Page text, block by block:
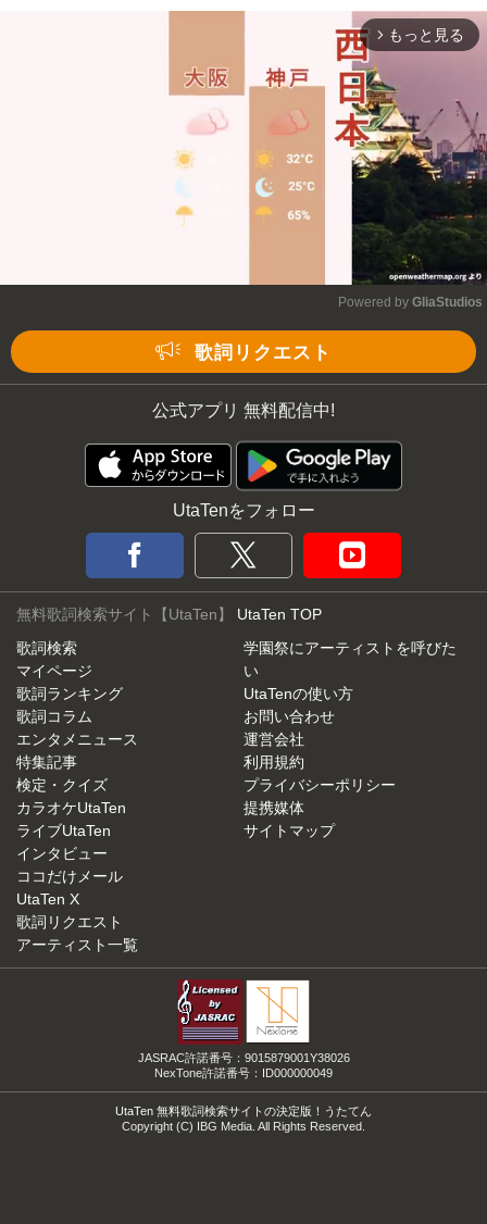
arrow_forward_ios もっと見る
Powered by GliaStudios
歌詞リクエスト
公式アプリ 無料配信中!
UtaTenをフォロー
無料歌詞検索サイト【UtaTen】 UtaTen TOP
歌詞検索
マイページ
歌詞ランキング
歌詞コラム
エンタメニュース
特集記事
検定・クイズ
カラオケUtaTen
ライブUtaTen
インタビュー
ココだけメール
UtaTen X
歌詞リクエスト
アーティスト一覧
学園祭にアーティストを呼びた
い
UtaTenの使い方
お問い合わせ
運営会社
利用規約
プライバシーポリシー
提携媒体
サイトマップ
JASRAC許諾番号：9015879001Y38026
NexTone許諾番号：ID000000049
UtaTen 無料歌詞検索サイトの決定版！うたてん
Copyright (C) IBG Media. All Rights Reserved.